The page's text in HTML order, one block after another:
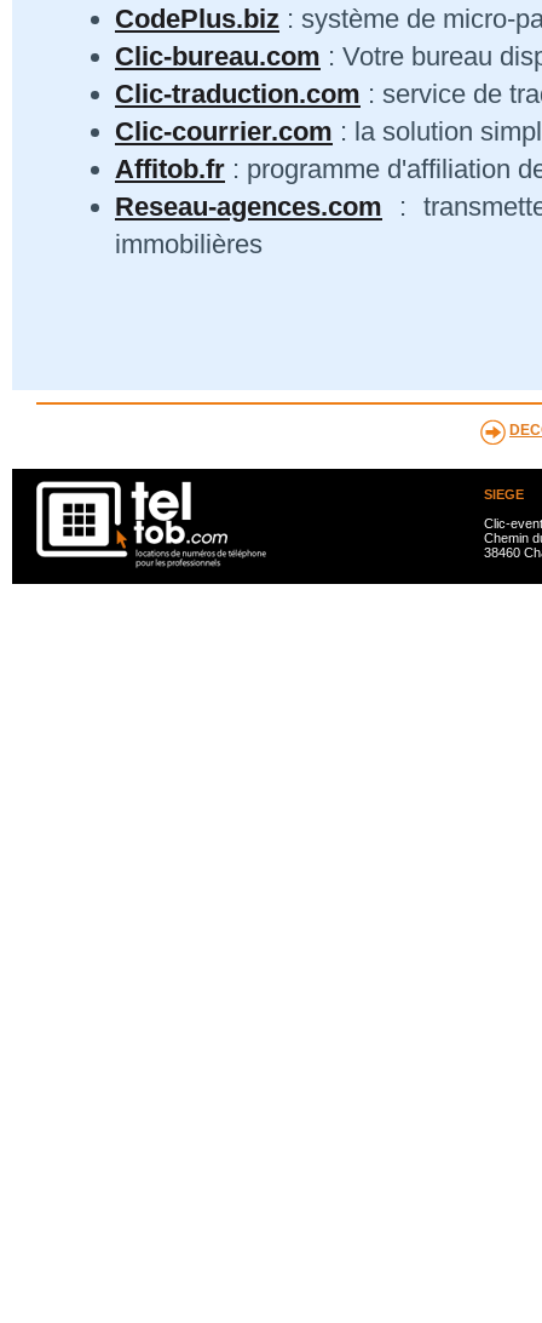
CodePlus.biz : système de micro-
Clic-bureau.com : Votre bureau
Clic-traduction.com : service de
Clic-courrier.com : la solution
Affitob.fr : programme d'affiliation
Reseau-agences.com :
immobilières
SIEGE
Clic-
Chemin
38460